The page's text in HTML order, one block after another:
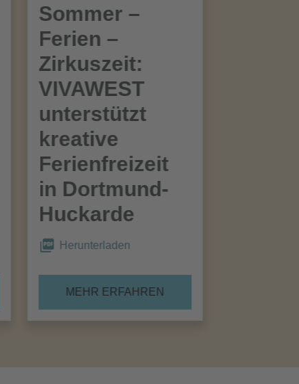
Sommer –
Ferien –
Zirkuszeit:
VIVAWEST
unterstützt
kreative
Ferienfreizeit
in Dortmund-
Huckarde
Herunterladen
MEHR ERFAHREN